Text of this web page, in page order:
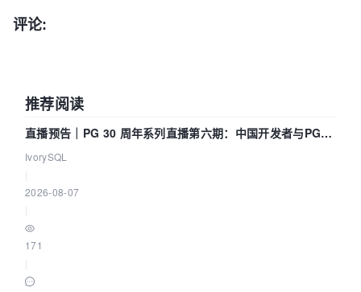
评论:
推荐阅读
直播预告｜PG 30 周年系列直播第六期：中国开发者与PG内
核——我们改得动吗？我们贡献了什么？
IvorySQL
2026-08-07
171